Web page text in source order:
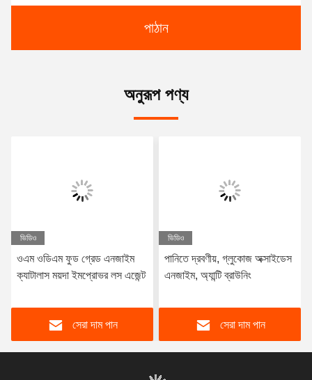
পাঠান
অনুরূপ পণ্য
ভিডিও
ওএম ওডিএম ফুড গ্রেড এনজাইম
ক্যাটালাস ময়দা ইমপ্রোভর লস এজেন্ট
সেরা দাম পান
ভিডিও
পানিতে দ্রবণীয়, গ্লুকোজ অক্সাইডেস
এনজাইম, অ্যান্টি ব্রাউনিং
সেরা দাম পান